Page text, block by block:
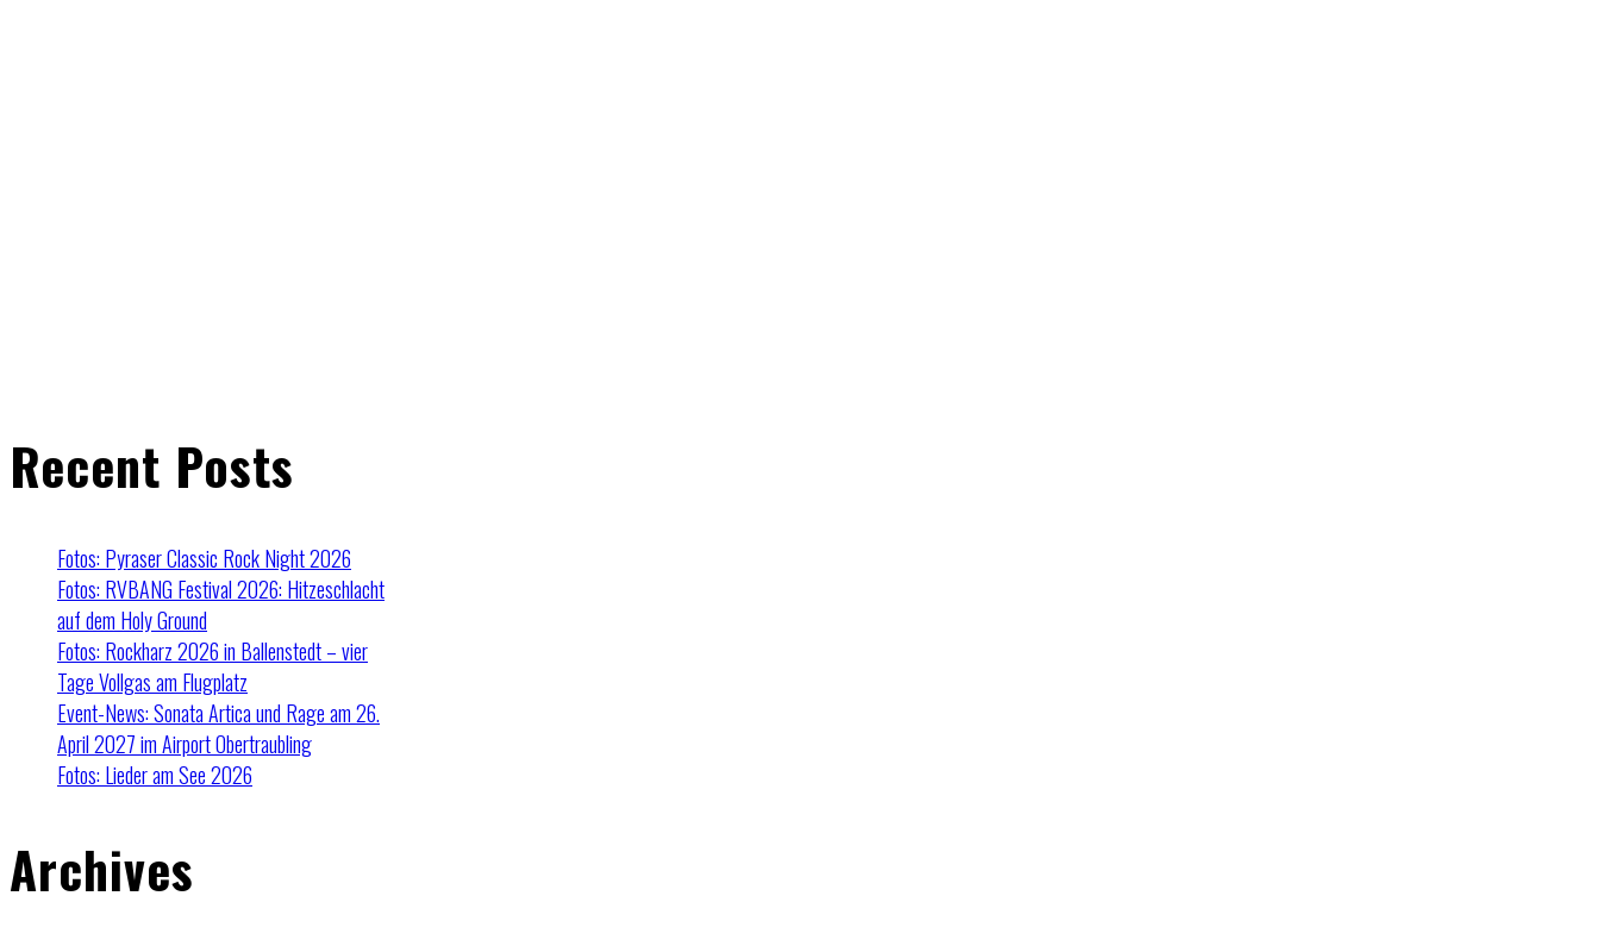
Recent Posts
Fotos: Pyraser Classic Rock Night 2026
Fotos: RVBANG Festival 2026: Hitzeschlacht
auf dem Holy Ground
Fotos: Rockharz 2026 in Ballenstedt – vier
Tage Vollgas am Flugplatz
Event-News: Sonata Artica und Rage am 26.
April 2027 im Airport Obertraubling
Fotos: Lieder am See 2026
Archives